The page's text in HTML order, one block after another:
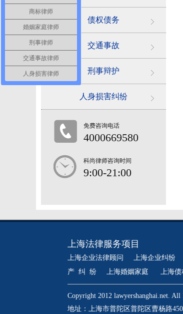
债权债务
交通事故
刑事辩护
人身损害纠纷
免费咨询电话
4000669580
科尚律师咨询时间
9:00-21:00
上海法律服务项目
上海企业法律顾问 上海企业纠纷
产 纠 纷
上海婚姻家庭 上海债
Copyright 2012 lawyershanghai.net.
地址：上海市普陀区普陀区曹杨路
商标律师
婚姻家庭律师
刑事律师
交通事故律师
人身损害律师